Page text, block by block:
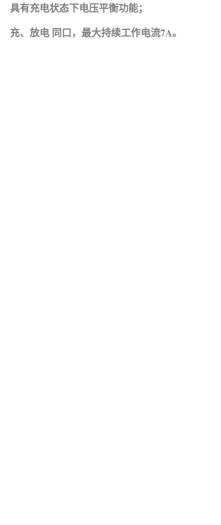
具有充电状态下电压平衡功能；
充、放电 同口，最大持续工作电流7A。